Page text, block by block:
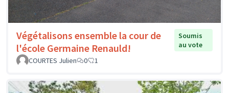
Végétalisons ensemble la cour de
l'école Germaine Renauld!
Soumis
au vote
COURTES Julien
0 1